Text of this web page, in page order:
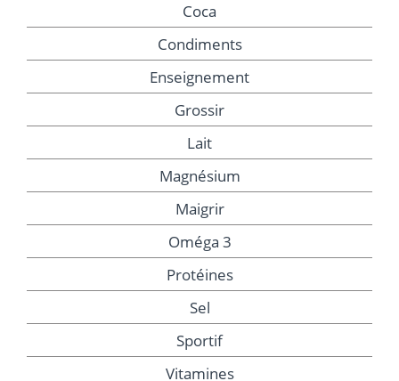
Coca
Condiments
Enseignement
Grossir
Lait
Magnésium
Maigrir
Oméga 3
Protéines
Sel
Sportif
Vitamines